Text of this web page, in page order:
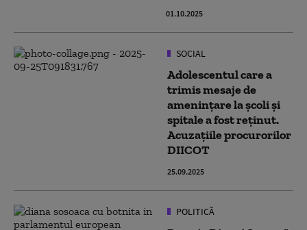
01.10.2025
SOCIAL
Adolescentul care a
trimis mesaje de
amenințare la școli și
spitale a fost reținut.
Acuzațiile procurorilor
DIICOT
25.09.2025
POLITICĂ